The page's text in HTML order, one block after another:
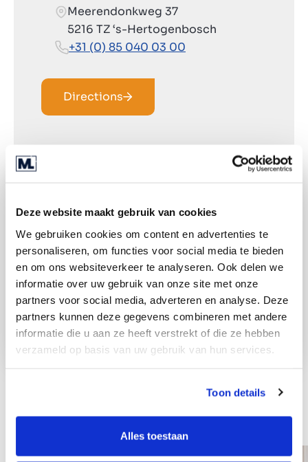
Deze website maakt gebruik van cookies
We gebruiken cookies om content en advertenties te
personaliseren, om functies voor social media te bieden
en om ons websiteverkeer te analyseren. Ook delen we
informatie over uw gebruik van onze site met onze
partners voor social media, adverteren en analyse. Deze
partners kunnen deze gegevens combineren met andere
informatie die u aan ze heeft verstrekt of die ze hebben
verzameld op basis van uw gebruik van hun services.
Toon details
Alles toestaan
Meerendonkweg 37
5216 TZ ‘s-Hertogenbosch
+31 (0) 85 040 03 00
Directions
Other colleagues